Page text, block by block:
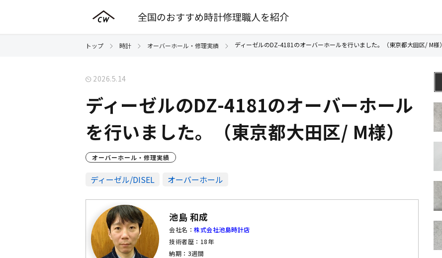
全国のおすすめ時計修理職人を紹介
トップ 時計 オーバーホール・修理実績 ディーゼルのDZ-4181のオーバーホールを行いました。（東京都大田区/ M様）
2026.5.14
ディーゼルのDZ-4181のオーバーホール
を行いました。（東京都大田区/ M様）
オーバーホール・修理実績
ディーゼル/DISEL オーバーホール
池島 和成
会社名： 株式会社池島時計店
技術者歴：18年
納期：3週間